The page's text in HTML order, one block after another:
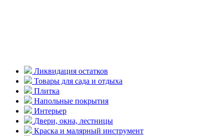
Ликвидация остатков
Товары для сада и отдыха
Плитка
Напольные покрытия
Интерьер
Двери, окна, лестницы
Краска и малярный инструмент